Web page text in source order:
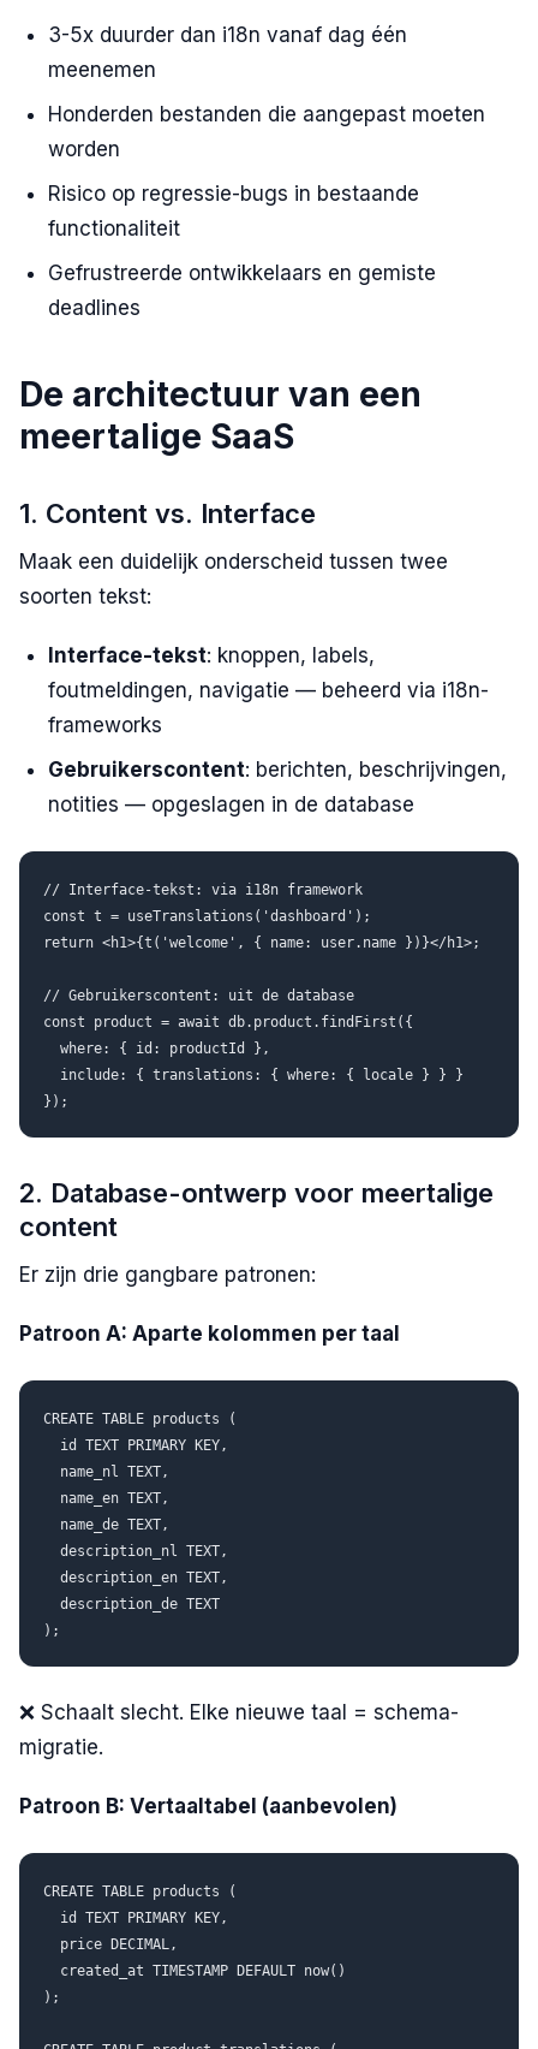
3-5x duurder dan i18n vanaf dag één
meenemen
Honderden bestanden die aangepast moeten
worden
Risico op regressie-bugs in bestaande
functionaliteit
Gefrustreerde ontwikkelaars en gemiste
deadlines
De architectuur van een
meertalige SaaS
1. Content vs. Interface
Maak een duidelijk onderscheid tussen twee
soorten tekst:
Interface-tekst: knoppen, labels,
foutmeldingen, navigatie — beheerd via i18n-
frameworks
Gebruikerscontent: berichten, beschrijvingen,
notities — opgeslagen in de database
// Interface-tekst: via i18n framework
const t = useTranslations('dashboard');
return <h1>{t('welcome', { name: user.name })}</h1>;
// Gebruikerscontent: uit de database
const product = await db.product.findFirst({
  where: { id: productId },
  include: { translations: { where: { locale } } }
2. Database-ontwerp voor meertalige
content
Er zijn drie gangbare patronen:
Patroon A: Aparte kolommen per taal
CREATE TABLE products (
  id TEXT PRIMARY KEY,
  name_nl TEXT,
  name_en TEXT,
  name_de TEXT,
  description_nl TEXT,
  description_en TEXT,
  description_de TEXT
❌ Schaalt slecht. Elke nieuwe taal = schema-
migratie.
Patroon B: Vertaaltabel (aanbevolen)
CREATE TABLE products (
  id TEXT PRIMARY KEY,
  price DECIMAL,
  created_at TIMESTAMP DEFAULT now()
);